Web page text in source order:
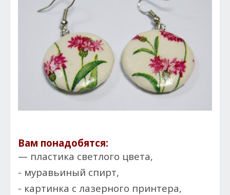
Вам понадобятся:
— пластика светлого цвета,
- муравьиный спирт,
- картинка с лазерного принтера,